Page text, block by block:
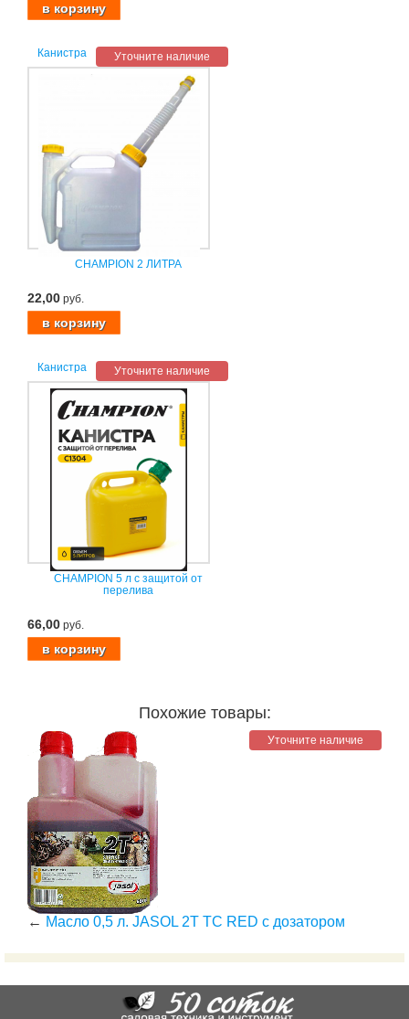
Уточните наличие
Канистра
CHAMPION 2 ЛИТРА
22,00 руб.
Уточните наличие
Канистра
CHAMPION 5 л с защитой от
перелива
66,00 руб.
Похожие товары:
Уточните наличие
← Масло 0,5 л. JASOL 2T TC RED с дозатором